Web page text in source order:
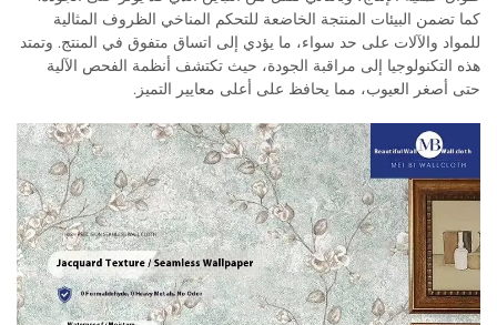
كما تضمن البيئات المنتجة الخاضعة للتحكم المناخي الظروف المثالية
للمواد والآلات على حد سواء، ما يؤدي إلى اتساق متفوق في المنتج. وتمتد
هذه التكنولوجيا إلى مراقبة الجودة، حيث تكتشف أنظمة الفحص الآلية
حتى أصغر العيوب، مما يحافظ على أعلى معايير التميز.